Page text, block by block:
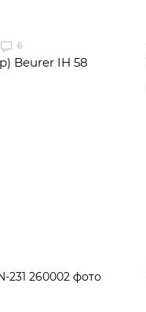
6
Beurer IH 58